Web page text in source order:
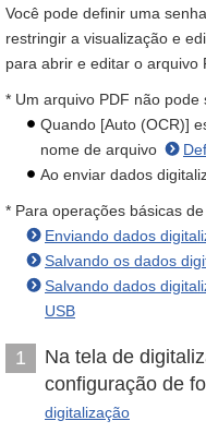
Você pode definir uma
restringir a visualização e
para abrir e editar o arquivo
* Um arquivo PDF não
Quando [Auto (OCR)]
nome de arquivo
Ao enviar dados
* Para operações básicas
Enviando dados
Salvando os dados
Salvando dados
USB
1
Na tela de
configuração de
digitalização